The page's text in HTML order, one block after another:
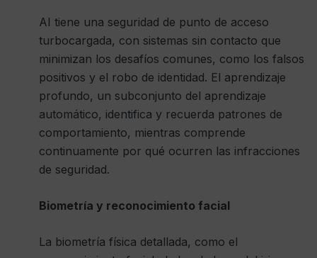
AI tiene una seguridad de punto de acceso
turbocargada, con sistemas sin contacto que
minimizan los desafíos comunes, como los falsos
positivos y el robo de identidad. El aprendizaje
profundo, un subconjunto del aprendizaje
automático, identifica y recuerda patrones de
comportamiento, mientras comprende
continuamente por qué ocurren las infracciones
de seguridad.
Biometría y reconocimiento facial
La biometría física detallada, como el